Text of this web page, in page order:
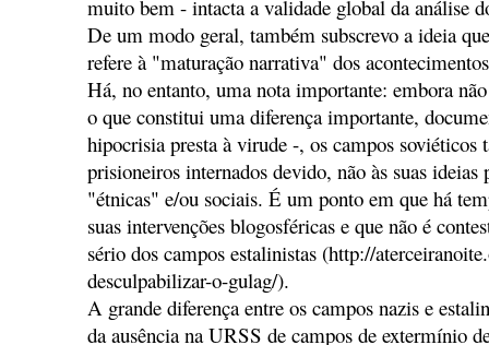
muito bem - intacta a validade global da análise
De um modo geral, também subscrevo a ideia
refere à "maturação narrativa" dos
Há, no entanto, uma nota importante: embora
o que constitui uma diferença importante,
hipocrisia presta à virude -, os campos soviéticos
prisioneiros internados devido, não às suas ideias
"étnicas" e/ou sociais. É um ponto em que há
suas intervenções blogosféricas e que não é
sério dos campos estalinistas (http://
desculpabilizar-o-gulag/).
A grande diferença entre os campos nazis e
da ausência na URSS de campos de extermínio